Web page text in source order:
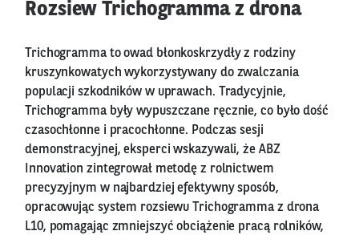
Rozsiew Trichogramma z drona
Trichogramma to owad błonkoskrzydły z rodziny
kruszynkowatych wykorzystywany do zwalczania
populacji szkodników w uprawach. Tradycyjnie,
Trichogramma były wypuszczane ręcznie, co było dość
czasochłonne i pracochłonne. Podczas sesji
demonstracyjnej, eksperci wskazywali, że ABZ
Innovation zintegrował metodę z rolnictwem
precyzyjnym w najbardziej efektywny sposób,
opracowując system rozsiewu Trichogramma z drona
L10, pomagając zmniejszyć obciążenie pracą rolników,